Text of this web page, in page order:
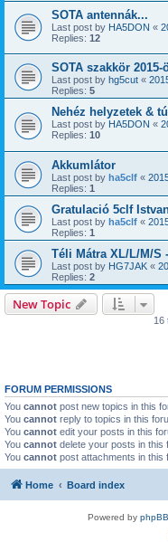
SOTA antennák...
Last post by HA5DON «
Replies: 12
SOTA szakkör 2015-
Last post by hg5cut «
Replies: 5
Nehéz helyzetek &
Last post by HA5DON «
Replies: 10
Akkumlátor
Last post by ha5clf «
Replies: 1
Gratulació 5clf
Last post by ha5clf «
Replies: 1
Téli Mátra XL/L/M/S
Last post by HG7JAK «
Replies: 2
New Topic
16
FORUM PERMISSIONS
You cannot post new topics in this
You cannot reply to topics in this
You cannot edit your posts in this
You cannot delete your posts in this
You cannot post attachments in this
Home Board index
Powered by phpBB